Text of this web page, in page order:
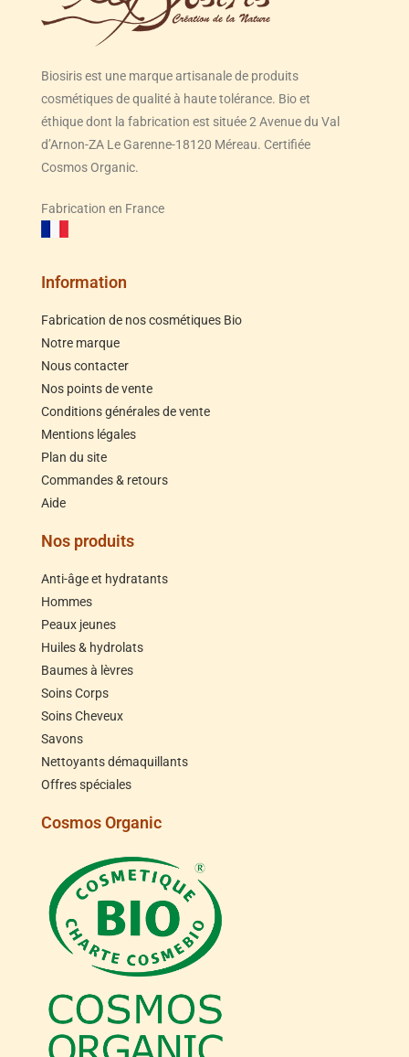
Biosiris est une marque artisanale de produits
cosmétiques de qualité à haute tolérance. Bio et
éthique dont la fabrication est située 2 Avenue du Val
d’Arnon-ZA Le Garenne-18120 Méreau. Certifiée
Cosmos Organic.
Fabrication en France
Information
Fabrication de nos cosmétiques Bio
Notre marque
Nous contacter
Nos points de vente
Conditions générales de vente
Mentions légales
Plan du site
Commandes & retours
Aide
Nos produits
Anti-âge et hydratants
Hommes
Peaux jeunes
Huiles & hydrolats
Baumes à lèvres
Soins Corps
Soins Cheveux
Savons
Nettoyants démaquillants
Offres spéciales
Cosmos Organic